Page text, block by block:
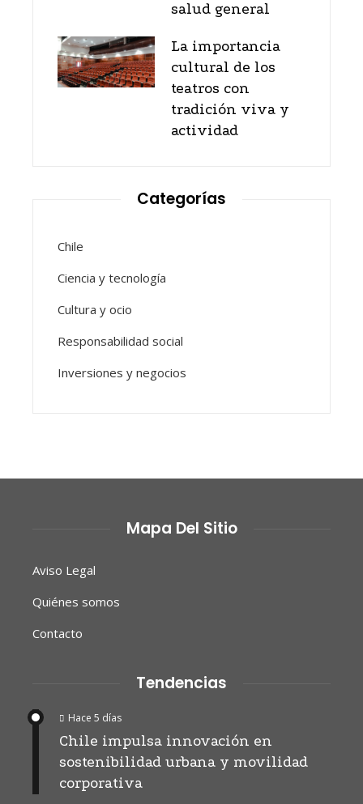
salud general
La importancia
cultural de los
teatros con
tradición viva y
actividad
Categorías
Chile
Ciencia y tecnología
Cultura y ocio
Responsabilidad social
Inversiones y negocios
Mapa Del Sitio
Aviso Legal
Quiénes somos
Contacto
Tendencias
Hace 5 días
Chile impulsa innovación en
sostenibilidad urbana y movilidad
corporativa